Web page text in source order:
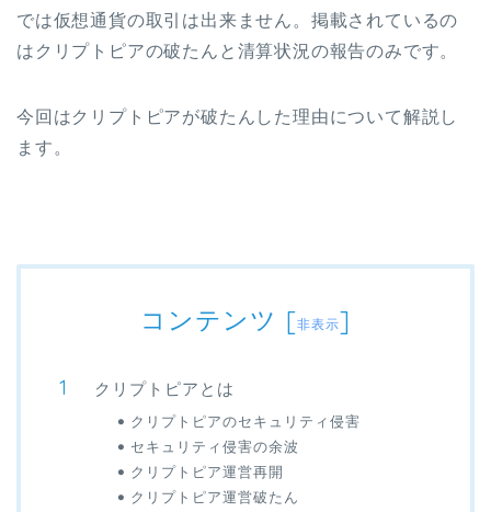
では仮想通貨の取引は出来ません。掲載されているの
はクリプトピアの破たんと清算状況の報告のみです。
今回はクリプトピアが破たんした理由について解説し
ます。
コンテンツ [非表示]
クリプトピアとは
クリプトピアのセキュリティ侵害
セキュリティ侵害の余波
クリプトピア運営再開
クリプトピア運営破たん